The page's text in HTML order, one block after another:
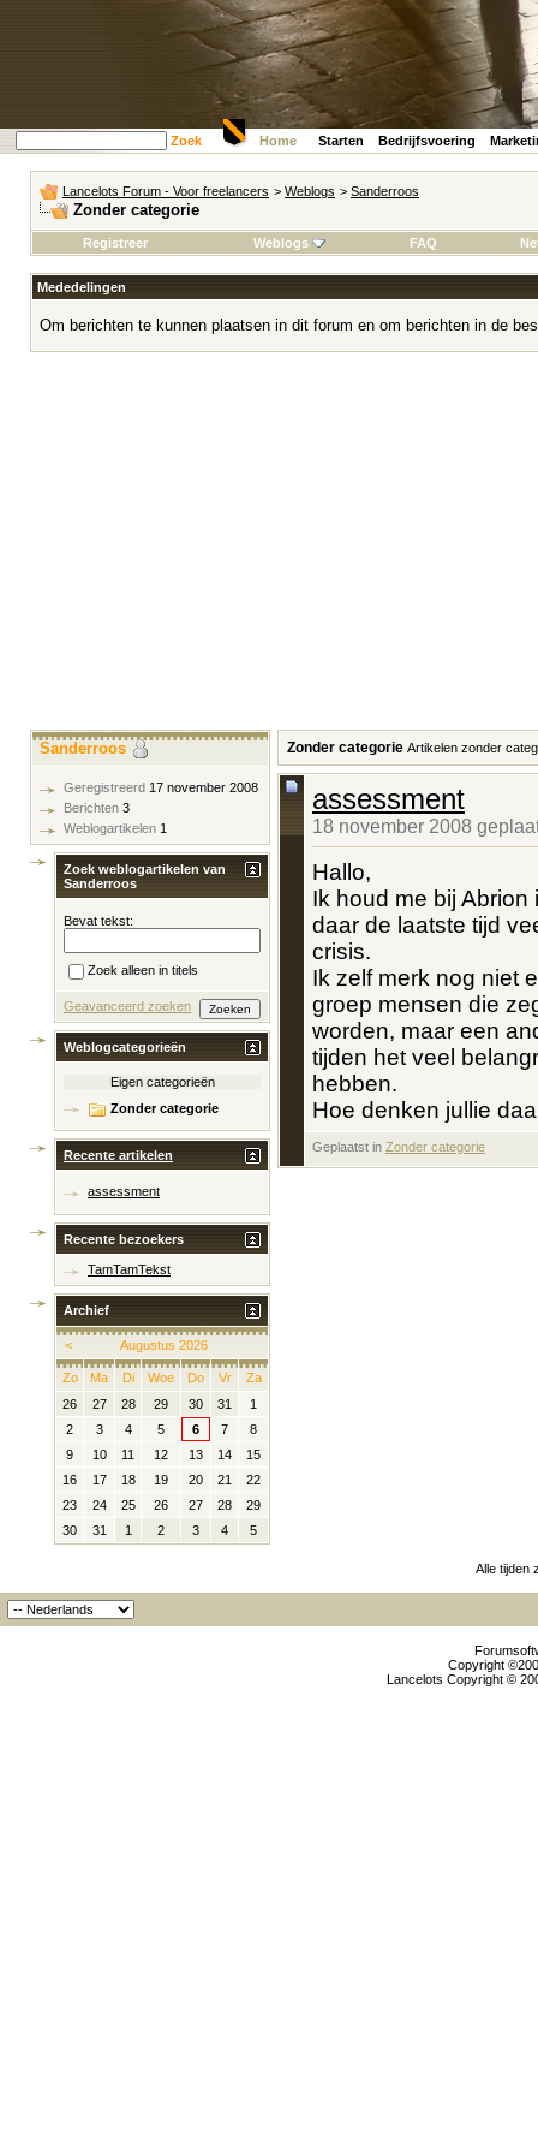
Zoek Home Starten Bedrijfsvoering
Lancelots Forum - Voor freelancers > Weblogs > Sanderroos
Zonder categorie
Registreer Weblogs FAQ
Mededelingen
Om berichten te kunnen plaatsen in dit forum en om berichten in de
Zonder categorie Artikelen zonder
assessment
18 november 2008
Hallo,
Ik houd me bij
daar de laatste tijd
crisis.
Ik zelf merk nog niet
groep mensen die
worden, maar een
tijden het veel
hebben.
Hoe denken jullie
Geplaatst in Zonder categorie
Sanderroos
Geregistreerd 17 november 2008
Berichten 3
Weblogartikelen 1
Zoek weblogartikelen van
Sanderroos
Bevat tekst:
Zoek alleen in titels
Geavanceerd zoeken
Weblogcategorieën
Eigen categorieën
Zonder categorie
Recente artikelen
assessment
Recente bezoekers
TamTamTekst
Archief
< Augustus 2026
Zo Ma Di Woe Do Vr
Za
26
27 28 29 30 31
1
2
3 4 5 6 7
8
9
10 11 12 13 14
15
16
17 18 19 20 21
22
23
24 25 26 27 28
29
30
31 1 2 3 4 5
Alle tijden
Copyright
Lancelots Copyright ©